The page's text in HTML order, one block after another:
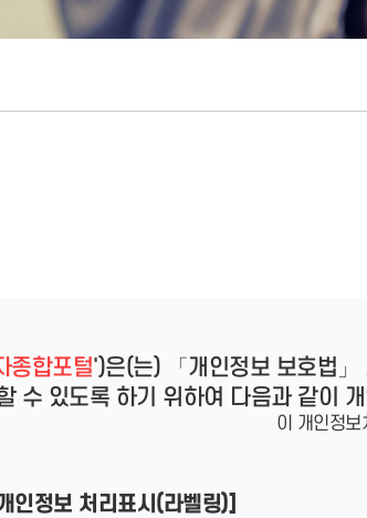
사 전자공시
트란?
- 투자실적
- 민간벤처통계
- 통계/연구 보고서
- VC 트랙레코드 확
인
- 투자확인서발급시
종합포털')은(는) 「개인정보 보호법
수 있도록 하기 위하여 다음과 같이
이 개인정
인정보 처리표시(라벨링)]